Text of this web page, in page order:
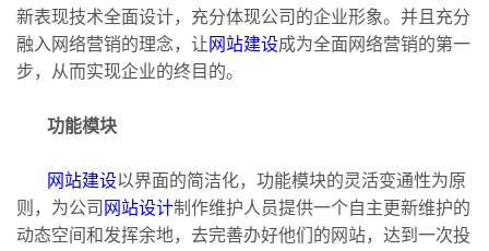
新表现技术全面设计，充分体现公司的企业形象。并且充分
融入网络营销的理念，让 网站建设成为全面网络营销的第一
步，从而实现企业的终目的。
功能模块
网站建设以界面的简洁化，功能模块的灵活变通性为原
则，为公司 网站设计制作维护人员提供一个自主更新维护的
动态空间和发挥余地，去完善办好他们的网站，达到一次投